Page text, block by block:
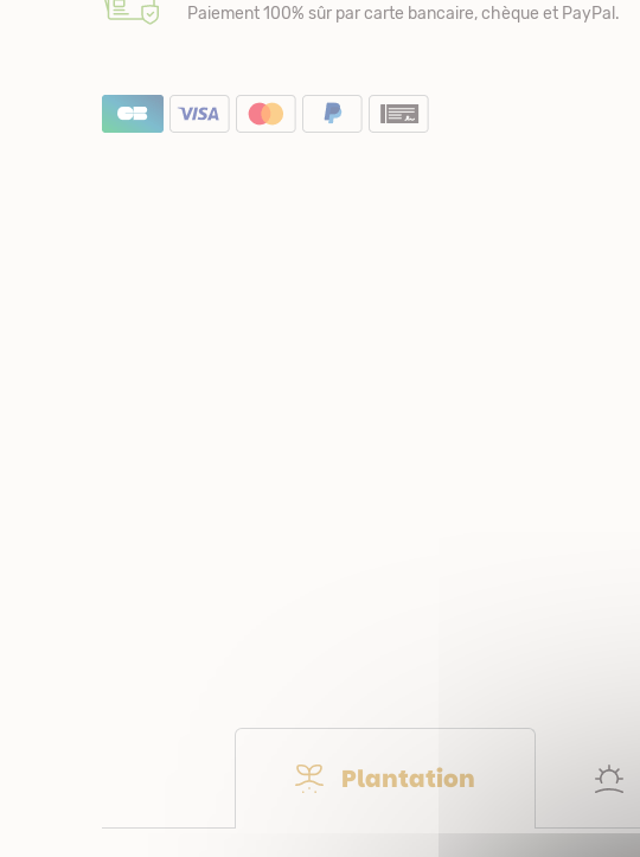
Paiement 100% sûr par carte bancaire, chèque et PayPal.
Plantation